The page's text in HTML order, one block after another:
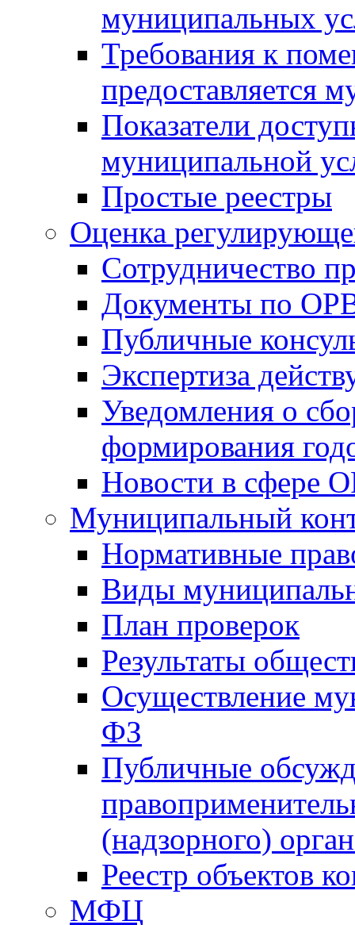
муниципальных
Требования к
предоставляется
Показатели
муниципальной
Простые реестры
Оценка
Сотрудничество
Документы по
Публичные
Экспертиза
Уведомления о
формирования
Новости в сфере
Муниципальный
Нормативные
Виды
План проверок
Результаты
Осуществление
ФЗ
Публичные
(надзорного)
Реестр объектов
МФЦ